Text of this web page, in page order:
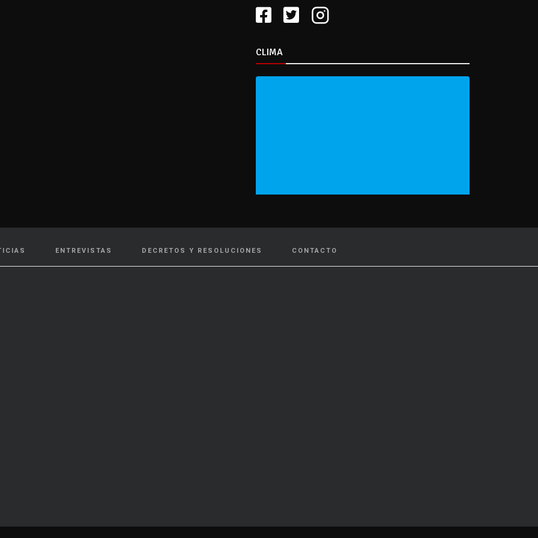
CLIMA
ENTREVISTAS DECRETOS Y RESOLUCIONES CONTACTO